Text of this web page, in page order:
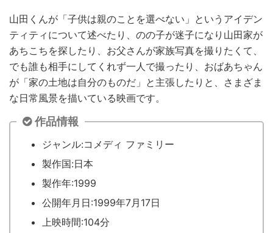
山田くんが「子供は親のことを選べない」というアイデン
ティティについて述べたり、のの子が迷子になり山田家が
あちこちを探したり、お父さんが家族写真を撮りたくて、
でも誰も相手にしてくれず一人で撮ったり、おばあちゃん
が「家の土地は自分のものだ」と主張したりと、さまざま
な日常風景を描いている映画です。
作品情報
ジャンル:コメディ ファミリー
製作国:日本
製作年:1999
公開年月日:1999年7月17日
上映時間:104分